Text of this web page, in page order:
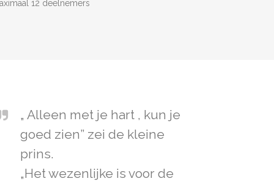
12 deelnemers
„ Alleen met je hart , kun je
goed zien” zei de kleine
prins.
„Het wezenlijke is voor de